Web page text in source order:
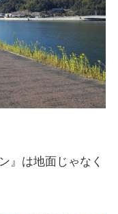
』は地面じゃなく